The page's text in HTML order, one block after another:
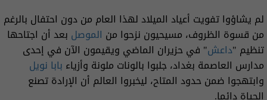
لم يشاؤوا تفويت أعياد الميلاد لهذا العام من دون احتفال بالرغم
من قسوة الظروف، مسيحيون نزحوا من الموصل بعد أن اجتاحها
تنظيم "داعش" في حزيران الماضي ويقيمون الآن في إحدى
مدارس العاصمة بغداد، جلبوا بالونات ملونة وأزياء بابا نويل
وابتهجوا ضمن حدود المتاح، ليخبروا العالم أن الإرادة تصنع
الحياة دائما.